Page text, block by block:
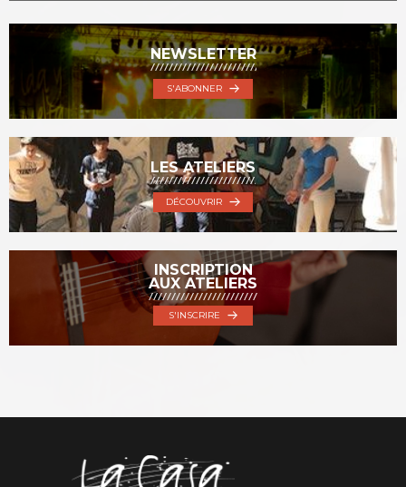
NEWSLETTER
S'ABONNER
LES ATELIERS
DÉCOUVRIR
INSCRIPTION
AUX ATELIERS
S'INSCRIRE